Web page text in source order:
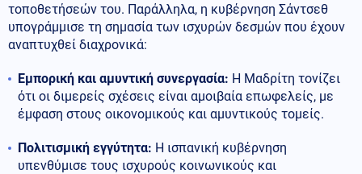
τοποθετήσεών του. Παράλληλα, η κυβέρνηση Σάντσεθ
υπογράμμισε τη σημασία των ισχυρών δεσμών που έχουν
αναπτυχθεί διαχρονικά:
Εμπορική και αμυντική συνεργασία: Η Μαδρίτη τονίζει
ότι οι διμερείς σχέσεις είναι αμοιβαία επωφελείς, με
έμφαση στους οικονομικούς και αμυντικούς τομείς.
Πολιτισμική εγγύτητα: Η ισπανική κυβέρνηση
υπενθύμισε τους ισχυρούς κοινωνικούς και